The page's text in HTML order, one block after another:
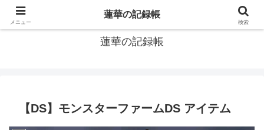
窓際社員の現役SEによるゲーム攻略、IT関連のメモです
蓮華の記録帳
【DS】モンスターファームDS アイテム
メニュー
蓮華の記録帳
検索